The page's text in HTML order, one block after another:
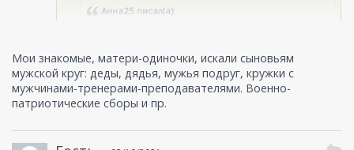
Анна25 писал(а):
другой мужчина.
Согласна на все 100. Считаю, что роль матери в
ВОСПИТАНИИ сильно переоценена. Причём не
Мои знакомые, матери-одиночки, искали сыновьям
мужской круг: деды, дядья, мужья подруг, кружки с
мужчинами-тренерами-преподавателями. Военно-
патриотические сборы и пр.